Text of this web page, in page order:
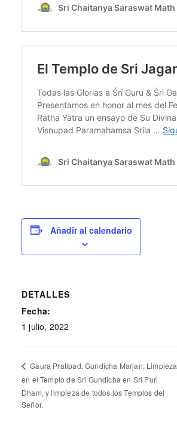
Añadir al calendario
DETALLES
Fecha:
1 julio, 2022
Gaura Pratipad. Gundicha Marjan: Limpieza
en el Templo de Sri Gundicha en Sri Puri
Dham, y limpieza de todos los Templos del
Señor.